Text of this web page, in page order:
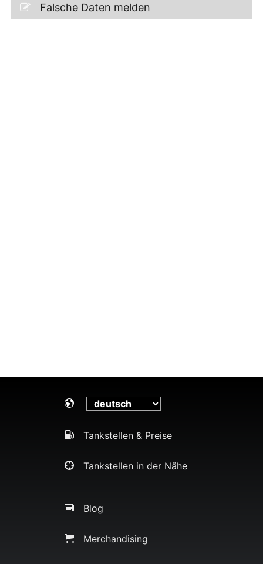
Falsche Daten melden
Tankstellen & Preise
Tankstellen in der Nähe
Blog
Merchandising